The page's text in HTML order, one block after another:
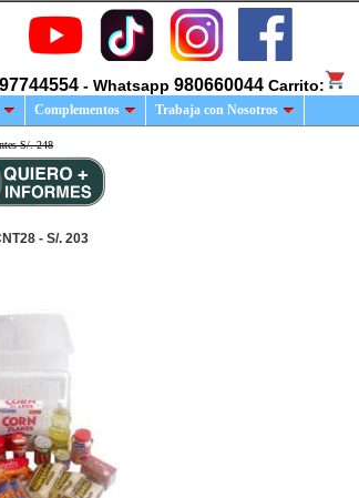
- Whatsapp 980660044 Carrito:
Complementos Trabaja con Nosotros
S/. 248
- S/. 203